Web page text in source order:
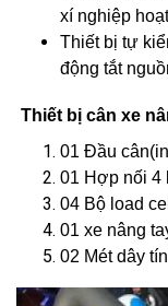
xí nghiệp
Thiết bị tự
động tắt
Thiết bị cân xe
01 Đầu
01 Hợp nối 4
04 Bộ load
01 xe nâng
02 Mét dây